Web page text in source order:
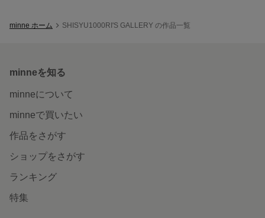
minne ホーム SHISYU1000RI'S GALLERY の作品一覧
minneを知る
minneについて
minneで買いたい
作品をさがす
ショップをさがす
ランキング
特集